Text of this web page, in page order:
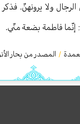
الرجال ولا يرونهنّ.
إنّما فاطمة بضعة منّي.
/ المصدر من بحار